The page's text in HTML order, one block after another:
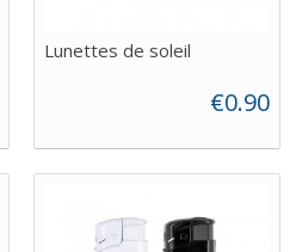
Lunettes de soleil
€0.90